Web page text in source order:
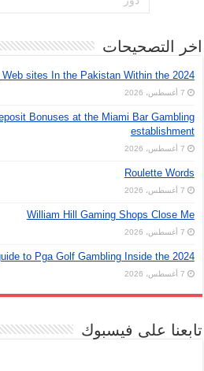
اخر التصحيحات
sites In the Pakistan Within the 2024
7 أغسطس، 2026
Bonuses at the Miami Bar Gambling
establishment
7 أغسطس، 2026
Roulette Words
7 أغسطس، 2026
William Hill Gaming Shops Close Me
7 أغسطس، 2026
to Pga Golf Gambling Inside the 2024
7 أغسطس، 2026
تابعنا على فيسبوك